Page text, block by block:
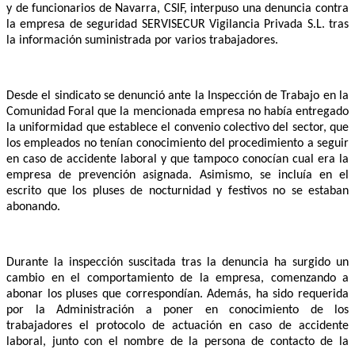
y de funcionarios de Navarra, CSIF, interpuso una denuncia contra
la empresa de seguridad SERVISECUR Vigilancia Privada S.L. tras
la información suministrada por varios trabajadores.
Desde el sindicato se denunció ante la Inspección de Trabajo en la
Comunidad Foral que la mencionada empresa no había entregado
la uniformidad que establece el convenio colectivo del sector, que
los empleados no tenían conocimiento del procedimiento a seguir
en caso de accidente laboral y que tampoco conocían cual era la
empresa de prevención asignada. Asimismo, se incluía en el
escrito que los pluses de nocturnidad y festivos no se estaban
abonando.
Durante la inspección suscitada tras la denuncia ha surgido un
cambio en el comportamiento de la empresa, comenzando a
abonar los pluses que correspondían. Además, ha sido requerida
por la Administración a poner en conocimiento de los
trabajadores el protocolo de actuación en caso de accidente
laboral, junto con el nombre de la persona de contacto de la